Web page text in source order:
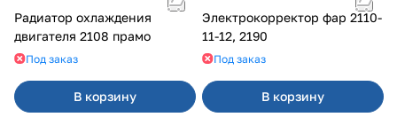
Радиатор охлаждения
двигателя 2108 прамо
Под заказ
В корзину
Электрокорректор фар 2110-
11-12, 2190
Под заказ
В корзину